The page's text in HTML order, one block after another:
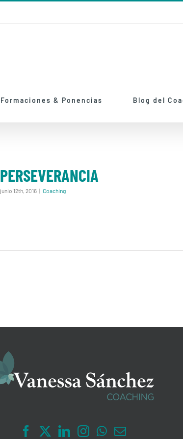
Formaciones & Ponencias Blog del
PERSEVERANCIA
junio 12th, 2016 | Coaching